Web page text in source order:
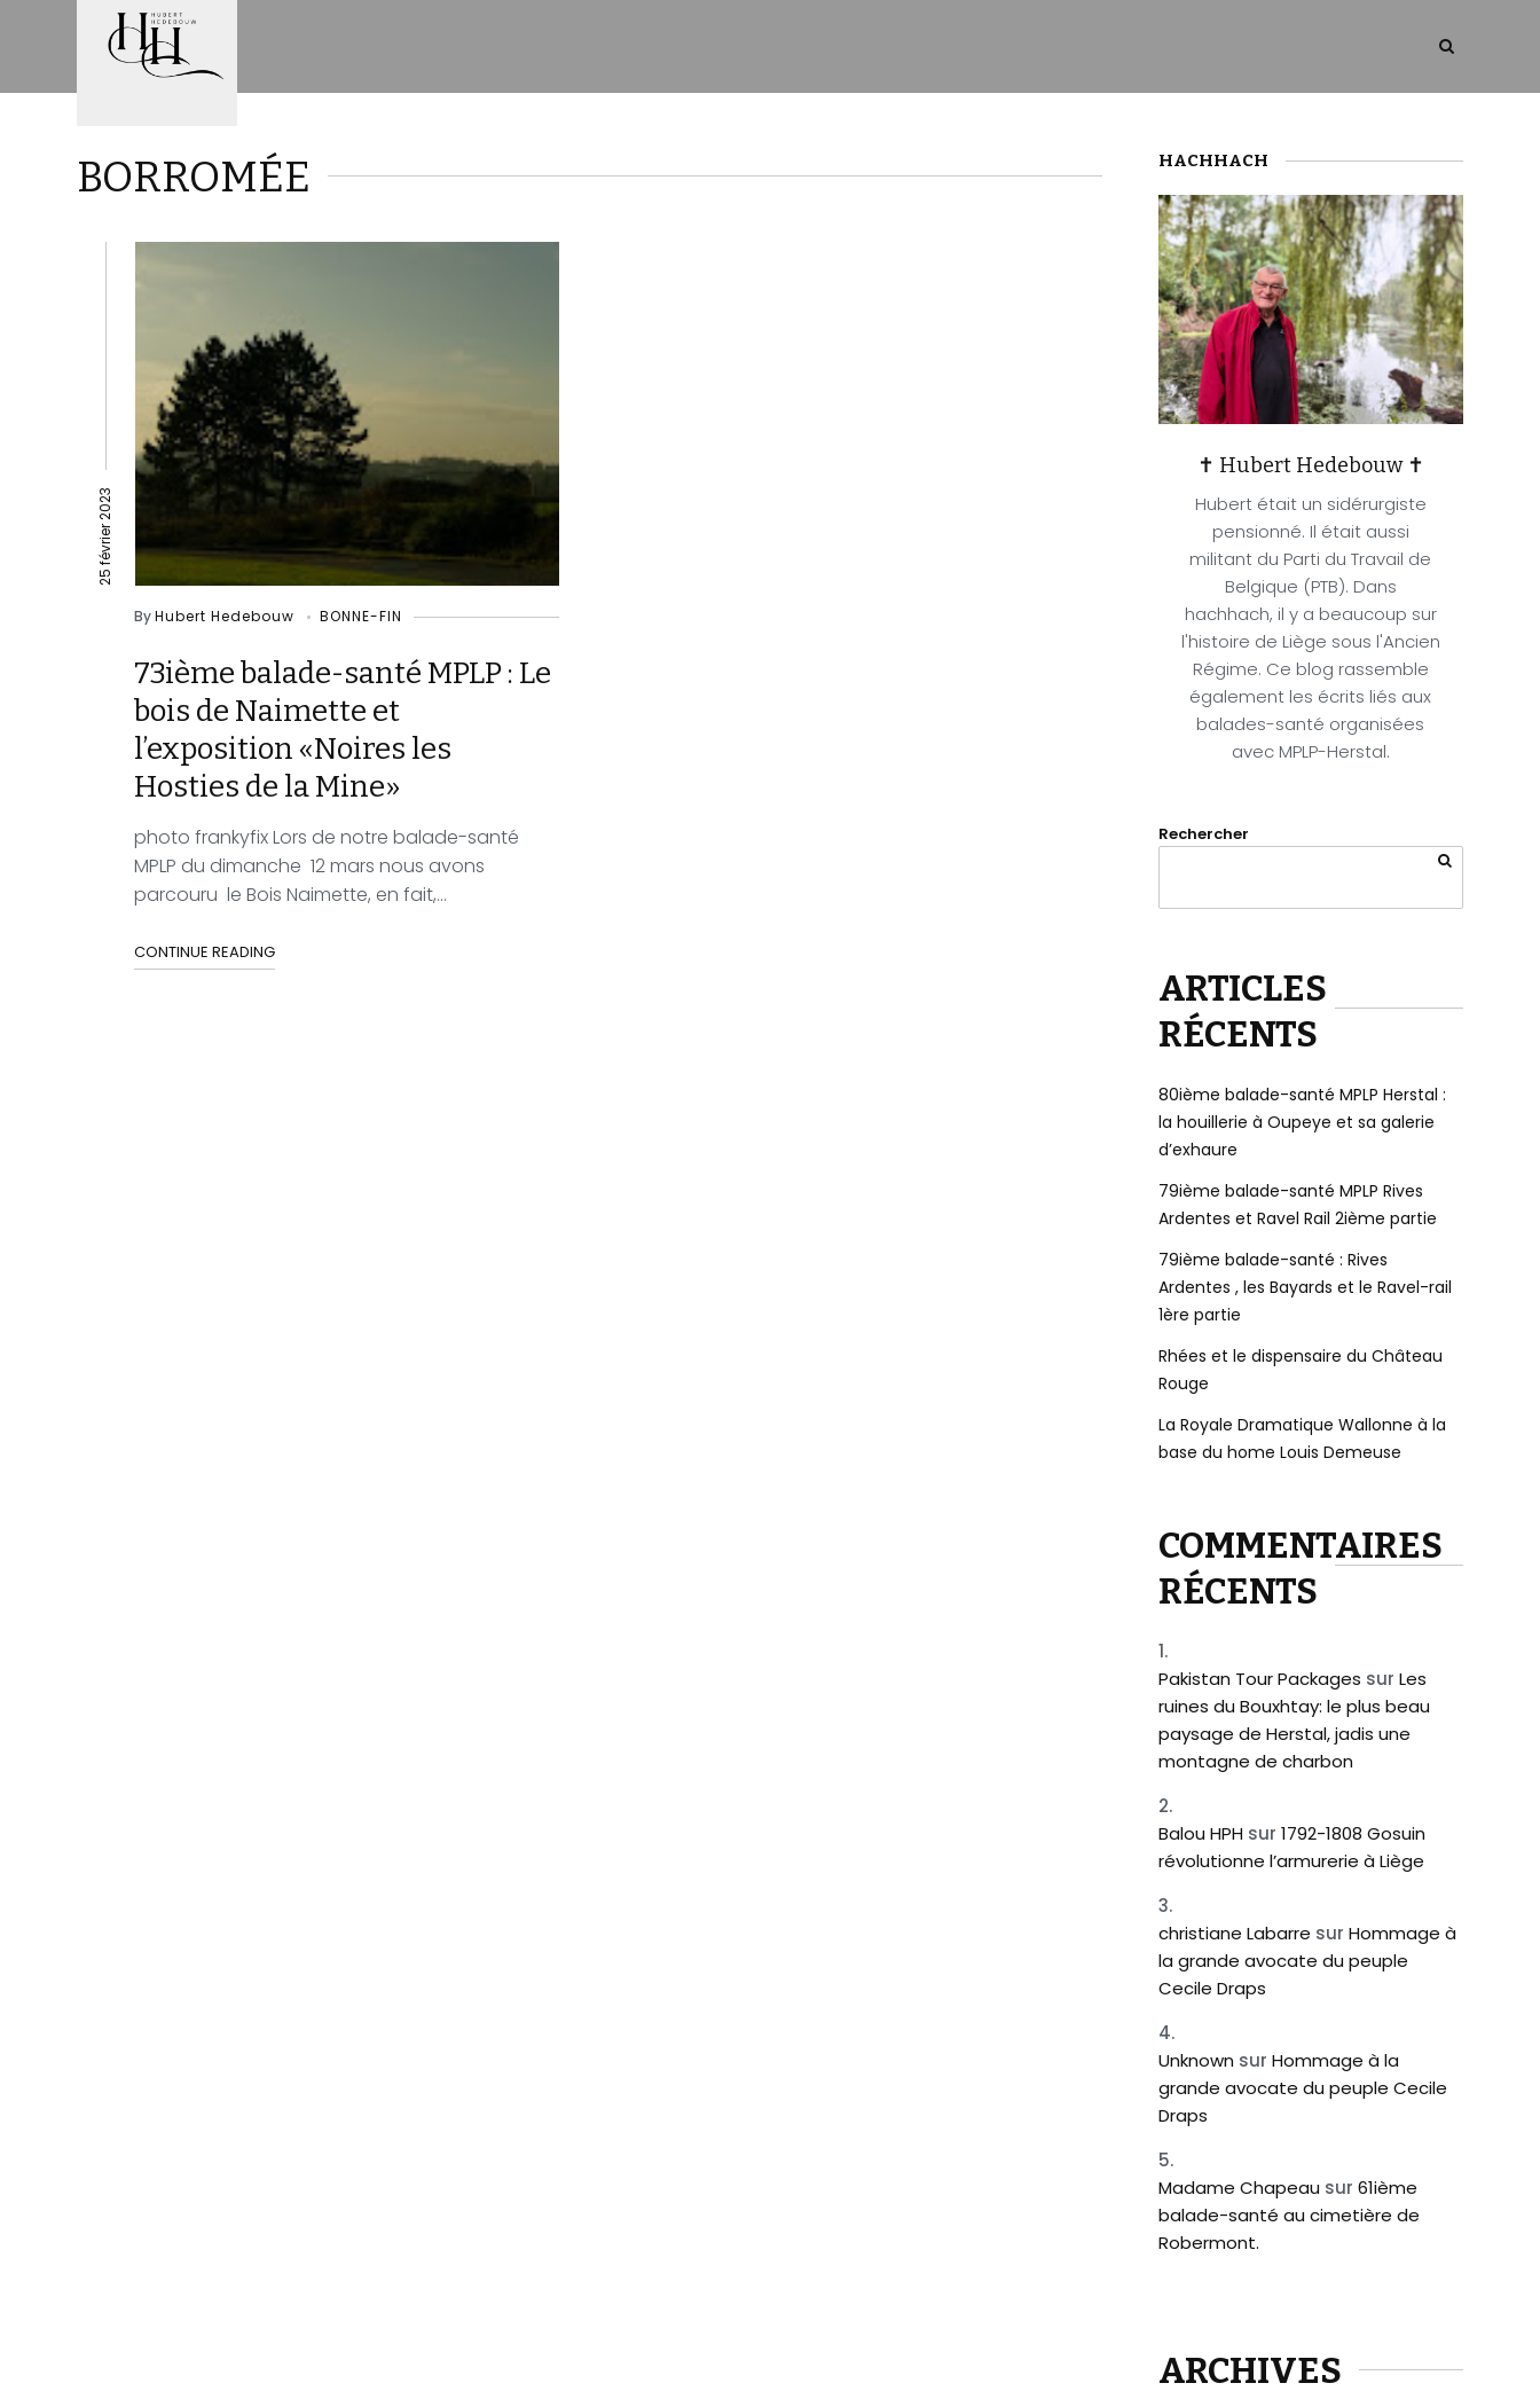
BORROMÉE
25 février 2023
ByHubert Hedebouw BONNE-FIN
73ième balade-santé MPLP : Le
bois de Naimette et
l’exposition «Noires les
Hosties de la Mine»
photo frankyfix Lors de notre balade-santé
MPLP du dimanche 12 mars nous avons
parcouru le Bois Naimette, en fait,...
CONTINUE READING
HACHHACH
✝ Hubert Hedebouw ✝
Hubert était un sidérurgiste
pensionné. Il était aussi
militant du Parti du Travail de
Belgique (PTB). Dans
hachhach, il y a beaucoup sur
l'histoire de Liège sous l'Ancien
Régime. Ce blog rassemble
également les écrits liés aux
balades-santé organisées
avec MPLP-Herstal.
Rechercher
ARTICLES
RÉCENTS
80ième balade-santé MPLP Herstal :
la houillerie à Oupeye et sa galerie
d’exhaure
79ième balade-santé MPLP Rives
Ardentes et Ravel Rail 2ième partie
79ième balade-santé : Rives
Ardentes , les Bayards et le Ravel-rail
1ère partie
Rhées et le dispensaire du Château
Rouge
La Royale Dramatique Wallonne à la
base du home Louis Demeuse
COMMENTAIRES
RÉCENTS
Pakistan Tour Packages sur Les
ruines du Bouxhtay: le plus beau
paysage de Herstal, jadis une
montagne de charbon
Balou HPH sur 1792-1808 Gosuin
révolutionne l’armurerie à Liège
christiane Labarre sur Hommage à
la grande avocate du peuple
Cecile Draps
Unknown sur Hommage à la
grande avocate du peuple Cecile
Draps
Madame Chapeau sur 61ième
balade-santé au cimetière de
Robermont.
ARCHIVES